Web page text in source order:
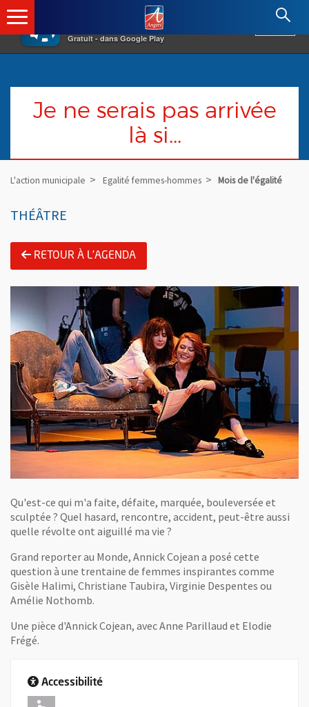
×
Gratuit - dans Google Play
Angers.fr : Retour à l'accueil
Je ne serais pas arrivée
là si...
L'action municipale Egalité femmes-hommes Mois de l'égalité
THÉÂTRE
RETOUR À L'AGENDA
Qu'est-ce qui m'a faite, défaite, marquée, bouleversée et
sculptée ? Quel hasard, rencontre, accident, peut-être aussi
quelle révolte ont aiguillé ma vie ?
Grand reporter au Monde, Annick Cojean a posé cette
question à une trentaine de femmes inspirantes comme
Gisèle Halimi, Christiane Taubira, Virginie Despentes ou
Amélie Nothomb.
Une pièce d'Annick Cojean, avec Anne Parillaud et Elodie
Frégé.
Accessibilité